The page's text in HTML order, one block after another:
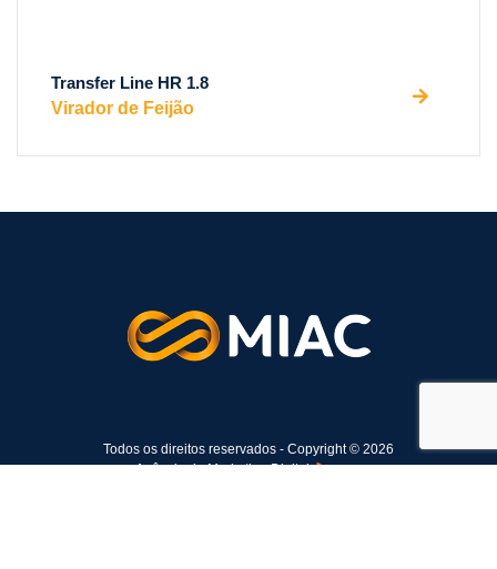
Transfer Line HR 1.8
Virador de Feijão
Todos os direitos reservados - Copyright © 2026
Agência de Marketing Digital